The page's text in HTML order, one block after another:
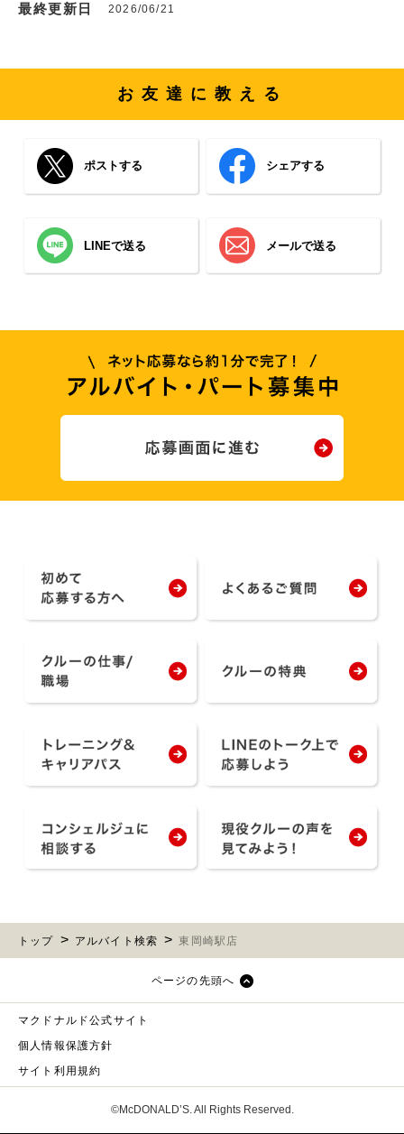
最終更新日 2026/06/21
お友達に教える
ポストする シェアする
LINEで送る メールで送る
トップ アルバイト検索 東岡崎駅店
ページの先頭へ
マクドナルド公式サイト
個人情報保護方針
サイト利用規約
©McDONALD’S. All Rights Reserved.